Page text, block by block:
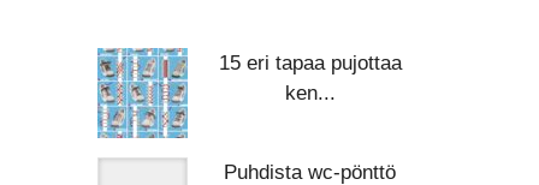
15 eri tapaa pujottaa
ken...
Puhdista wc-pönttö